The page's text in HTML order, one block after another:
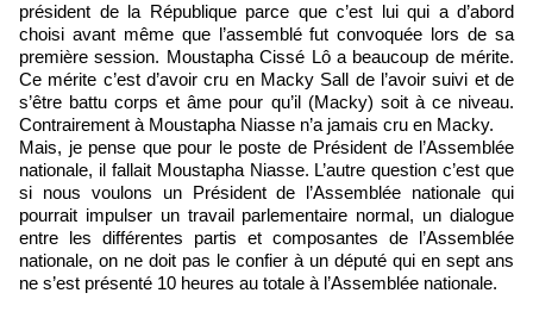
président de la République parce que c’est lui qui a d’abord
choisi avant même que l’assemblé fut convoquée lors de sa
première session. Moustapha Cissé Lô a beaucoup de mérite.
Ce mérite c’est d’avoir cru en Macky Sall de l’avoir suivi et de
s’être battu corps et âme pour qu’il (Macky) soit à ce niveau.
Contrairement à Moustapha Niasse n’a jamais cru en Macky.
Mais, je pense que pour le poste de Président de l’Assemblée
nationale, il fallait Moustapha Niasse. L’autre question c’est que
si nous voulons un Président de l’Assemblée nationale qui
pourrait impulser un travail parlementaire normal, un dialogue
entre les différentes partis et composantes de l’Assemblée
nationale, on ne doit pas le confier à un député qui en sept ans
ne s’est présenté 10 heures au totale à l’Assemblée nationale.